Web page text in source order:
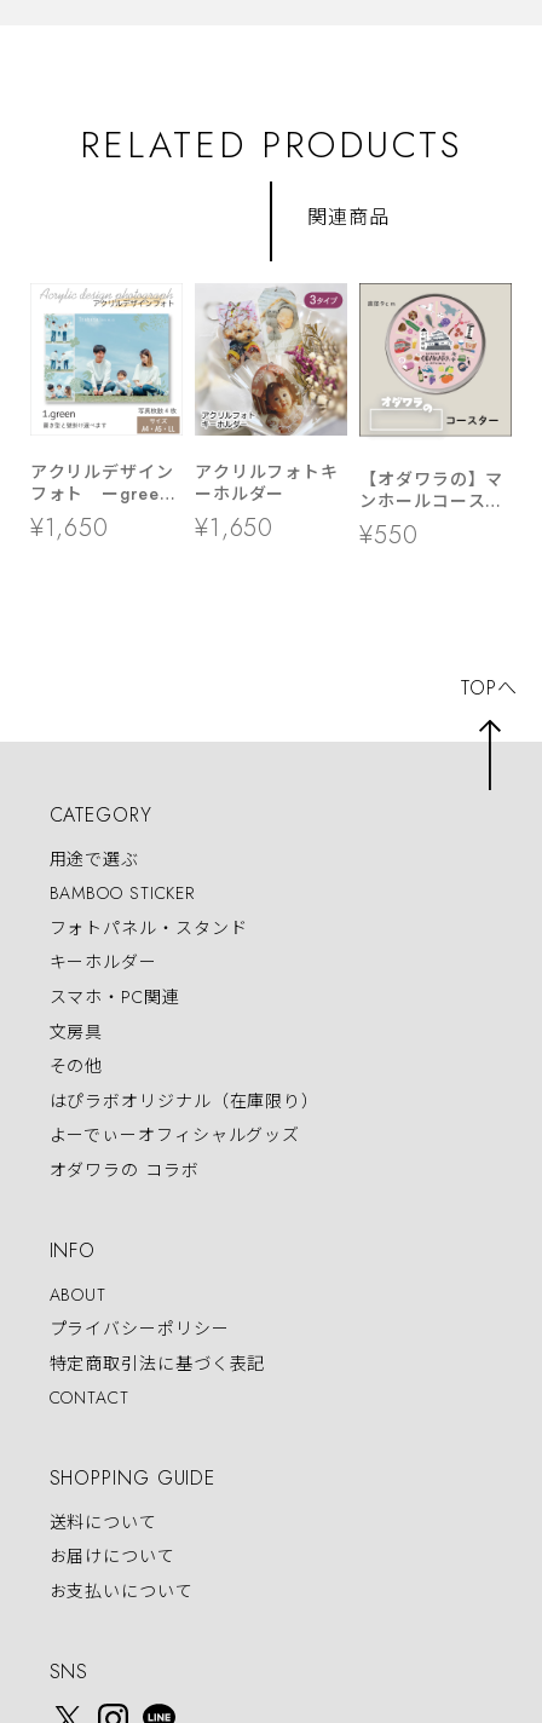
RELATED PRODUCTS
関連商品
アクリルデザイン
フォト ーgreen
ー ▶ LL・A5・
A4サイズ
¥1,650
アクリルフォトキ
ーホルダー
¥1,650
【オダワラの】マ
ンホールコースタ
ー
¥550
CATEGORY
用途で選ぶ
BAMBOO STICKER
フォトパネル・スタンド
キーホルダー
スマホ・PC関連
文房具
その他
はぴラボオリジナル（在庫限り）
よーでぃーオフィシャルグッズ
オダワラの コラボ
INFO
ABOUT
プライバシーポリシー
特定商取引法に基づく表記
CONTACT
SHOPPING GUIDE
送料について
お届けについて
お支払いについて
SNS
TOPへ